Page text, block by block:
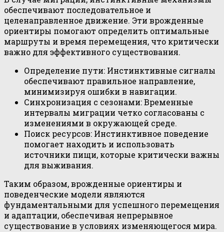
обеспечивают последовательное и
целенаправленное движение. Эти врожденные
ориентиры помогают определить оптимальные
маршруты и время перемещения, что критически
важно для эффективного существования.
Определение пути: Инстинктивные сигналы
обеспечивают правильное направление,
минимизируя ошибки в навигации.
Синхронизация с сезонами: Временные
интервалы миграции четко согласованы с
изменениями в окружающей среде.
Поиск ресурсов: Инстинктивное поведение
помогает находить и использовать
источники пищи, которые критически важны
для выживания.
Таким образом, врожденные ориентиры и
поведенческие модели являются
фундаментальными для успешного перемещения
и адаптации, обеспечивая непрерывное
существование в условиях изменяющегося мира.